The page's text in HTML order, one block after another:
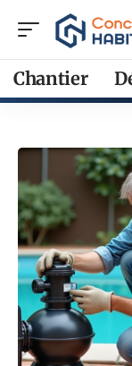
Chantier